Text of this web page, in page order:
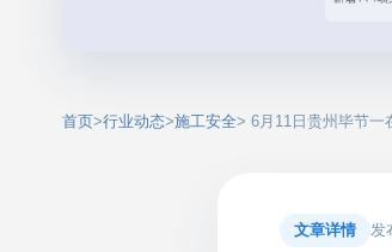
首页>行业动态>施工安全> 6月11日贵州毕节一
文章详情 发